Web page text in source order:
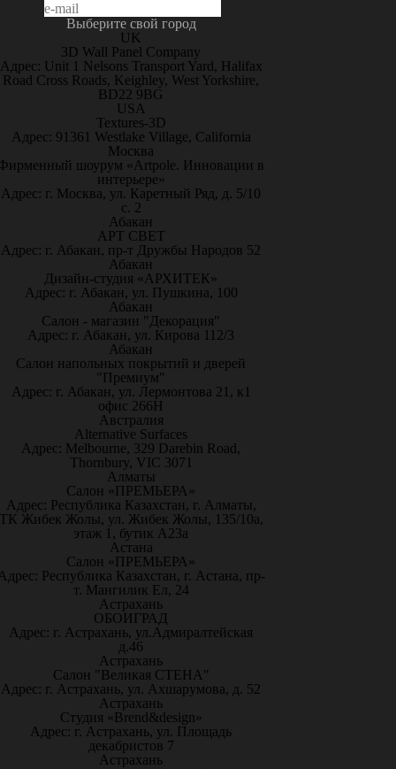
Выберите свой город
UK
3D Wall Panel Company
Адрес: Unit 1 Nelsons Transport Yard, Halifax
Road Cross Roads, Keighley, West Yorkshire,
BD22 9BG
USA
Textures-3D
Адрес: 91361 Westlake Village, California
Москва
шоурум «Artpole. Инновации в
интерьере»
Адрес: г. Москва, ул. Каретный Ряд, д. 5/10
с. 2
Абакан
АРТ СВЕТ
Адрес: г. Абакан, пр-т Дружбы Народов 52
Абакан
Дизайн-студия «АРХИТЕК»
Адрес: г. Абакан, ул. Пушкина, 100
Абакан
Салон - магазин "Декорация"
Адрес: г. Абакан, ул. Кирова 112/3
Абакан
Салон напольных покрытий и дверей
"Премиум"
Адрес: г. Абакан, ул. Лермонтова 21, к1
офис 266Н
Австралия
Alternative Surfaces
Адрес: Melbourne, 329 Darebin Road,
Thornbury, VIC 3071
Алматы
Салон «ПРЕМЬЕРА»
Адрес: Республика Казахстан, г. Алматы,
Жибек Жолы, ул. Жибек Жолы, 135/10а,
этаж 1, бутик А23а
Астана
Салон «ПРЕМЬЕРА»
Республика Казахстан, г. Астана, пр-
т. Мангилик Ел, 24
Астрахань
ОБОИГРАД
Адрес: г. Астрахань, ул.Адмиралтейская
д.46
Астрахань
Салон "Великая СТЕНА"
Адрес: г. Астрахань, ул. Ахшарумова, д. 52
Астрахань
Студия «Brend&design»
Адрес: г. Астрахань, ул. Площадь
декабристов 7
Астрахань